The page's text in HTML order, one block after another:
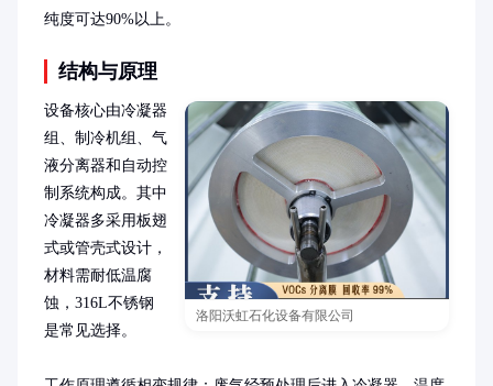
纯度可达90%以上。
结构与原理
洛阳沃虹石化设备有限公司
设备核心由冷凝器
组、制冷机组、气
液分离器和自动控
制系统构成。其中
冷凝器多采用板翅
式或管壳式设计，
材料需耐低温腐
蚀，316L不锈钢
是常见选择。